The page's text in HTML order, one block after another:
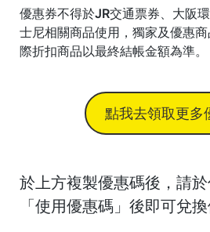
優惠券不得於JR交通票券、大阪
士尼相關商品使用，獨家及優惠
際折扣商品以最終結帳金額為準。
點我去領取更多
於上方複製優惠碼後，請
「使用優惠碼」後即可兌換